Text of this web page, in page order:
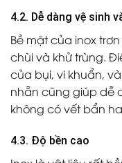
4.2. Dễ dàng vệ sinh
Bề mặt của inox
chùi và khử trùng.
của bụi, vi khuẩn,
nhẵn cũng giúp dễ
không có vết bẩn
4.3. Độ bền cao